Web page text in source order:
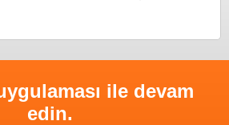
ile devam
edin.